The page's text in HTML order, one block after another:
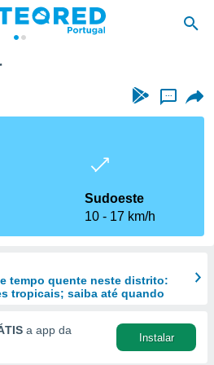
...
Sudoeste
10
17 km/h
tempo quente neste distrito:
tropicais; saiba até quando
a app da
Instalar